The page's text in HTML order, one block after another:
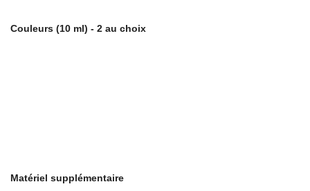
Couleurs (10 ml) - 2 au choix
Matériel supplémentaire